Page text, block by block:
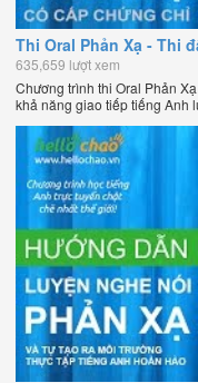
Thi Oral Phản Xạ - Thi
635,659 lượt xem
Chương trình thi Oral Phản
khả năng giao tiếp tiếng Anh